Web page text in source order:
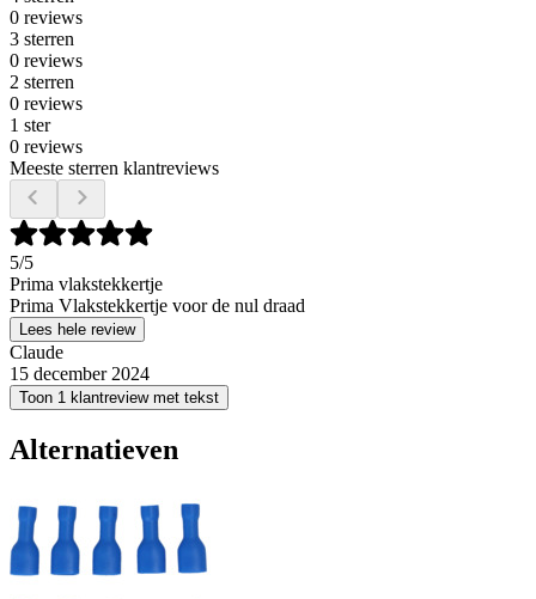
0 reviews
3 sterren
0 reviews
2 sterren
0 reviews
1 ster
0 reviews
Meeste sterren klantreviews
5/5
Prima vlakstekkertje
Prima Vlakstekkertje voor de nul draad
Lees hele review
Claude
15 december 2024
Toon 1 klantreview met tekst
Alternatieven